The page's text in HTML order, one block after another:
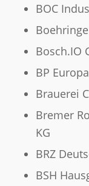
BOC
Bosch.IO
BP
Brauerei
Bremer
KG
BRZ
BSH